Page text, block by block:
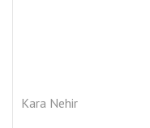
Kara Nehir